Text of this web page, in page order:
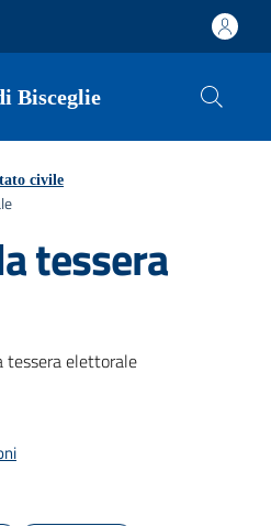
Bisceglie
civile
tessera
tessera elettorale